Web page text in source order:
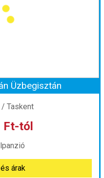
Egyénileg
szerint
szoba felnőtt pótággyal
30 | 11 éj
Ft-tól
árak
Üzbegisztán
Taskent
Ft-tól
árak